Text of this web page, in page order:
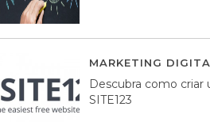
MARKETING
Descubra como
SITE123